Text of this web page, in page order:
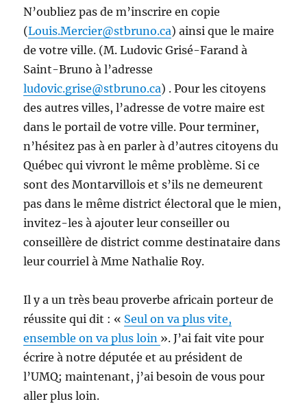
N’oubliez pas de m’inscrire en copie
(Louis.Mercier@stbruno.ca) ainsi que le maire
de votre ville. (M. Ludovic Grisé-Farand à
Saint-Bruno à l’adresse
ludovic.grise@stbruno.ca) . Pour les citoyens
des autres villes, l’adresse de votre maire est
dans le portail de votre ville. Pour terminer,
n’hésitez pas à en parler à d’autres citoyens du
Québec qui vivront le même problème. Si ce
sont des Montarvillois et s’ils ne demeurent
pas dans le même district électoral que le mien,
invitez-les à ajouter leur conseiller ou
conseillère de district comme destinataire dans
leur courriel à Mme Nathalie Roy.
Il y a un très beau proverbe africain porteur de
réussite qui dit : « Seul on va plus vite,
ensemble on va plus loin ». J’ai fait vite pour
écrire à notre députée et au président de
l’UMQ; maintenant, j’ai besoin de vous pour
aller plus loin.